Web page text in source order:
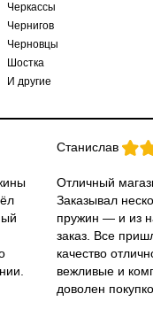
Черкассы
Чернигов
Черновцы
Шостка
И другие
Станислав
Отличный
Заказывал
пружин — и из
заказ. Все
качество
вежливые и
доволен